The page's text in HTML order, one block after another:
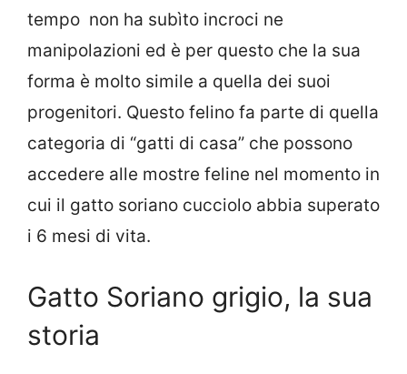
tempo non ha subìto incroci ne
manipolazioni ed è per questo che la sua
forma è molto simile a quella dei suoi
progenitori. Questo felino fa parte di quella
categoria di “gatti di casa” che possono
accedere alle mostre feline nel momento in
cui il gatto soriano cucciolo abbia superato
i 6 mesi di vita.
Gatto Soriano grigio, la sua
storia